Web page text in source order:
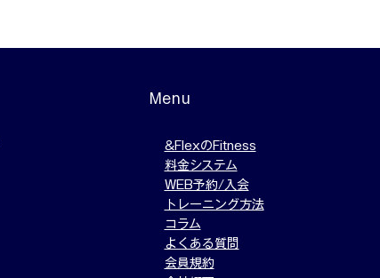
Menu
&FlexのFitness
料金システム
WEB予約/入会
トレーニング方法
​コラム
よくある質問
会員規約